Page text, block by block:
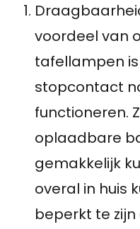
voordeel van
tafellampen
stopcontact
functioneren.
oplaadbare
gemakkelijk
overal in huis
beperkt te